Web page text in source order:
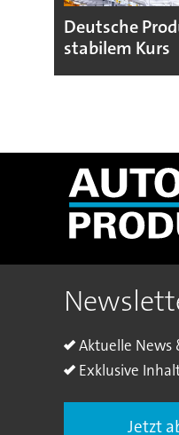
Deutsche
stabilem Kurs
Aktuelle News
Exklusive
Jetzt